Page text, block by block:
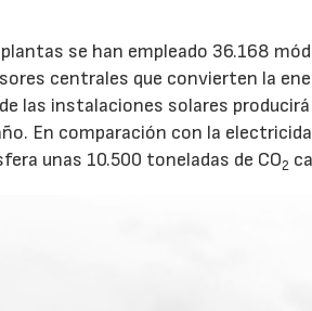
se han empleado 36.168
centrales que convierten la
las instalaciones solares
En comparación con la
unas 10.500 toneladas de CO2